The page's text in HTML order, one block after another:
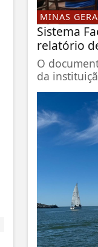
MINAS
Sistema
relatório
O
da